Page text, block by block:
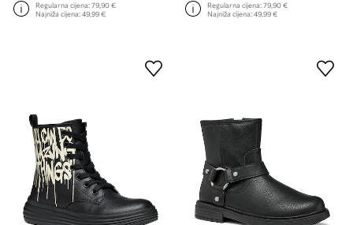
Regularna cijena:79,90 €
Najniža cijena:49,99 €
Regularna cijena:79,90 €
Najniža cijena:49,99 €